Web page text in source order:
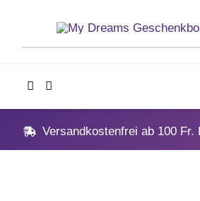
content
Versandkostenfrei ab 100 Fr.